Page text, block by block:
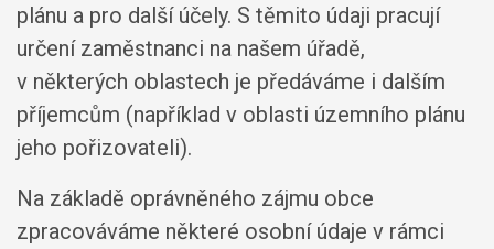
plánu a pro další účely. S těmito údaji pracují
určení zaměstnanci na našem úřadě,
v některých oblastech je předáváme i dalším
příjemcům (například v oblasti územního plánu
jeho pořizovateli).
Na základě oprávněného zájmu obce
zpracováváme některé osobní údaje v rámci